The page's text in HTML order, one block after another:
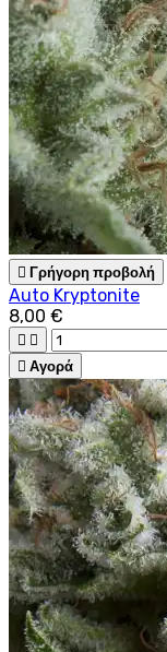
 Γρήγορη προβολή
Auto Kryptonite
8,00 €
 
 Αγορά